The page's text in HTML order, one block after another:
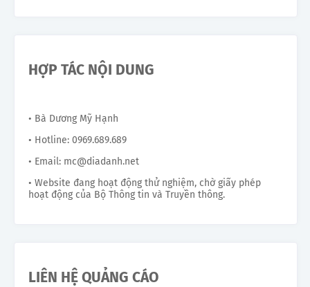
HỢP TÁC NỘI DUNG
• Bà Dương Mỹ Hạnh
• Hotline: 0969.689.689
• Email: mc@diadanh.net
• Website đang hoạt động thử nghiệm, chờ giấy phép
hoạt động của Bộ Thông tin và Truyền thông.
LIÊN HỆ QUẢNG CÁO